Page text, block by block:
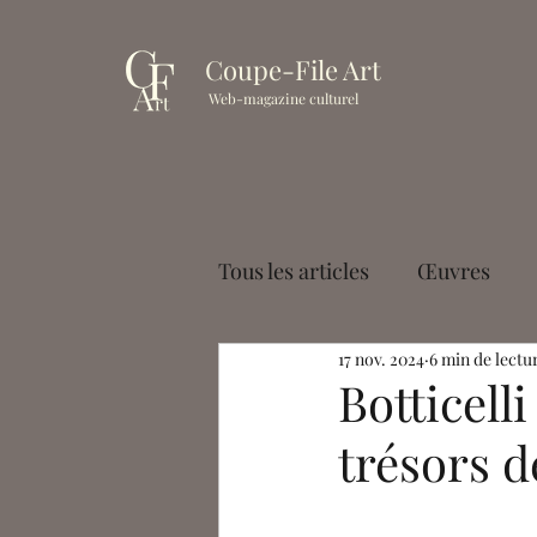
Coupe-File Art
Web-magazine culturel
Tous les articles Œuvres
Muséologie Cinéma
Paul Palayer Antoine
Botticelli
trésors
17 nov. 2024 6 min de